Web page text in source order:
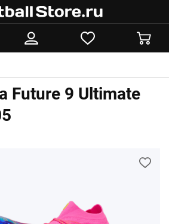
Future 9 Ultimate